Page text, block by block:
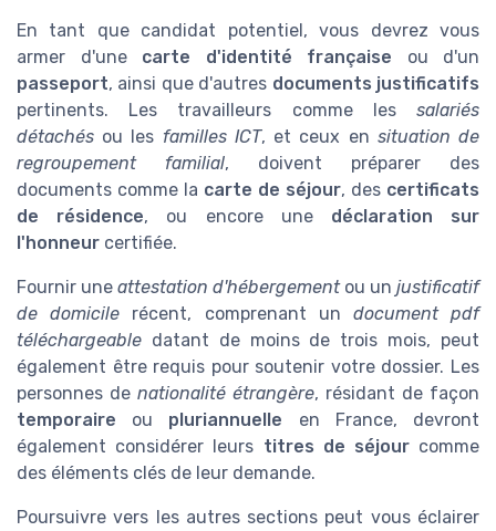
En tant que candidat potentiel, vous devrez vous
armer d'une carte d'identité française ou d'un
passeport, ainsi que d'autres documents justificatifs
pertinents. Les travailleurs comme les salariés
détachés ou les familles ICT, et ceux en situation de
regroupement familial, doivent préparer des
documents comme la carte de séjour, des certificats
de résidence, ou encore une déclaration sur
l'honneur certifiée.
Fournir une attestation d'hébergementou un justificatif
de domicile récent, comprenant un document pdf
téléchargeable datant de moins de trois mois, peut
également être requis pour soutenir votre dossier. Les
personnes de nationalité étrangère, résidant de façon
temporaire ou pluriannuelle en France, devront
également considérer leurs titres de séjourcomme
des éléments clés de leur demande.
Poursuivre vers les autres sections peut vous éclairer